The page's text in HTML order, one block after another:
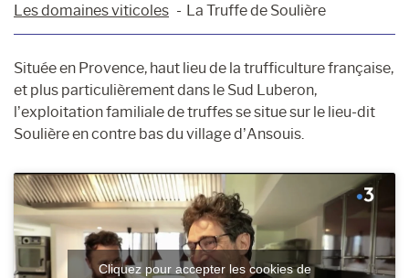
Les domaines viticoles
La Truffe de Soulière
Située en Provence, haut lieu de la trufficulture française,
et plus particulièrement dans le Sud Luberon,
l’exploitation familiale de truffes se situe sur le lieu-dit
Soulière en contre bas du village d’Ansouis.
Cliquez pour accepter les cookies de